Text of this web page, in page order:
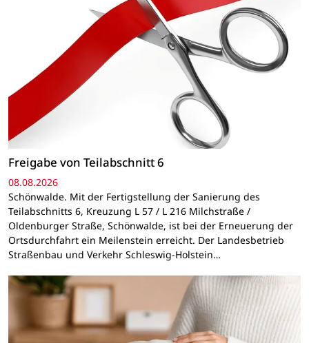
Freigabe von Teilabschnitt 6
08.08.2026
Schönwalde. Mit der Fertigstellung der Sanierung des
Teilabschnitts 6, Kreuzung L 57 / L 216 Milchstraße /
Oldenburger Straße, Schönwalde, ist bei der Erneuerung der
Ortsdurchfahrt ein Meilenstein erreicht. Der Landesbetrieb
Straßenbau und Verkehr Schleswig-Holstein…